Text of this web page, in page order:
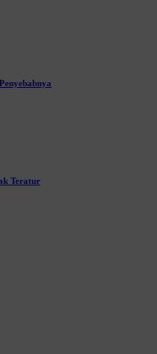
Teratur